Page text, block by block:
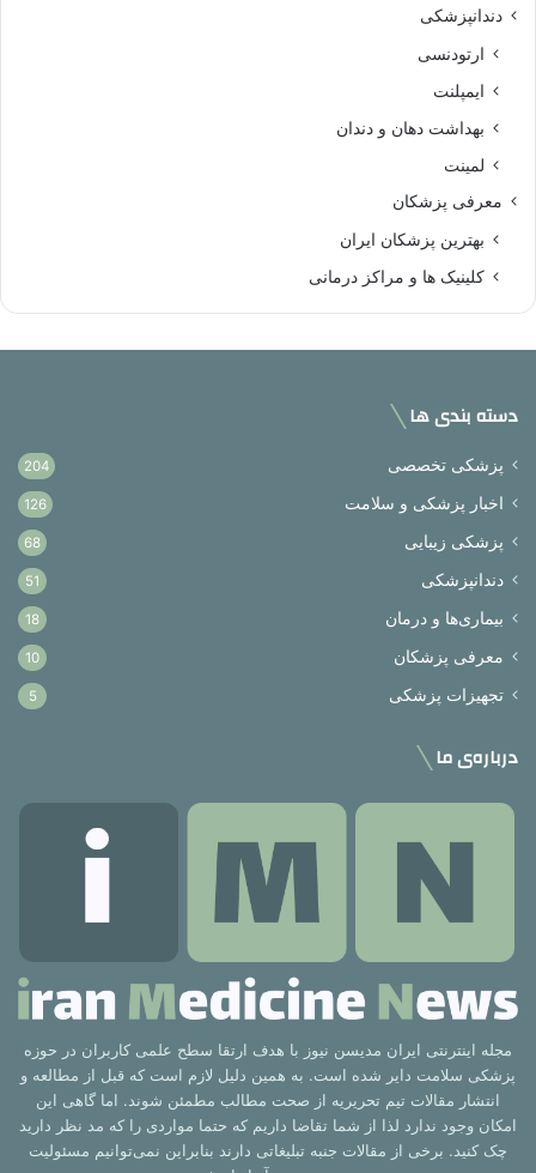
دندانپزشکی
ارتودنسی
ایمپلنت
بهداشت دهان و دندان
لمینت
معرفی پزشکان
بهترین پزشکان ایران
کلینیک ها و مراکز درمانی
دسته بندی ها
پزشکی تخصصی 204
اخبار پزشکی و سلامت 126
پزشکی زیبایی 68
دندانپزشکی 51
بیماری‌ها و درمان 18
معرفی پزشکان 10
تجهیزات پزشکی 5
درباره‌ی ما
مجله اینترنتی ایران مدیسن نیوز با هدف ارتقا سطح علمی کاربران در حوزه
پزشکی سلامت دایر شده است. به همین دلیل لازم است که قبل از مطالعه و
انتشار مقالات تیم تحریریه از صحت مطالب مطمئن شوند. اما گاهی این
امکان وجود ندارد لذا از شما تقاضا داریم که حتما مواردی را که مد نظر دارید
چک کنید. برخی از مقالات جنبه تبلیغاتی دارند بنابراین نمی‌توانیم مسئولیت